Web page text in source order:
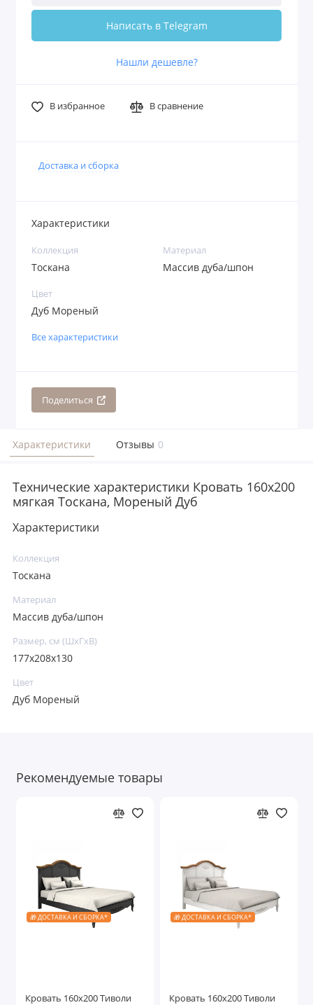
Написать в Telegram
Нашли дешевле?
В избранное В сравнение
Доставка и сборка
Характеристики
Коллекция
Тоскана
Материал
Массив дуба/шпон
Цвет
Дуб Мореный
Все характеристики
Поделиться
Характеристики Отзывы 0
Технические характеристики Кровать 160x200
мягкая Тоскана, Мореный Дуб
Характеристики
Коллекция
Тоскана
Материал
Массив дуба/шпон
Размер, см (ШхГхВ)
177х208х130
Цвет
Дуб Мореный
Рекомендуемые товары
🎁 ДОСТАВКА И СБОРКА*
Кровать 160x200 Тиволи
🎁 ДОСТАВКА И СБОРКА*
Кровать 160x200 Тиволи